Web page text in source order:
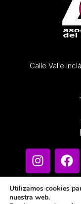
Calle Valle
Utilizamos cookies
nuestra web.